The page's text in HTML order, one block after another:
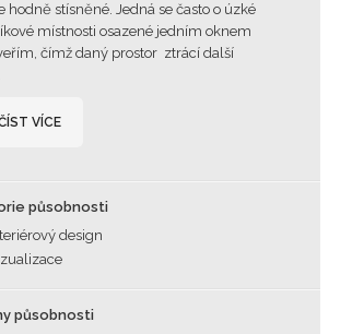
hodně stísněné. Jedná se často o úzké
místnosti osazené jedním oknem
čímž daný prostor ztrácí další
VÍCE
působnosti
design
působnosti